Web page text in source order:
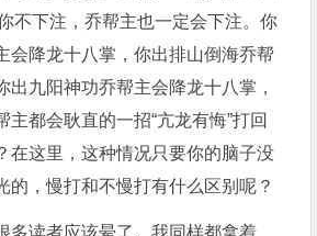
不下注，乔帮主也一定会下注。你
会降龙十八掌，你出排山倒海乔帮
出九阳神功乔帮主会降龙十八掌，
主都会耿直的一招“亢龙有悔”打回
在这里，这种情况只要你的脑子没
的，慢打和不慢打有什么区别呢？